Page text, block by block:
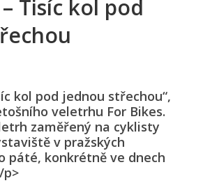
Tisíc kol pod
kol pod jednou střechou“,
veletrhu For Bikes.
zaměřený na cyklisty
v pražských
páté, konkrétně ve dnech
p>